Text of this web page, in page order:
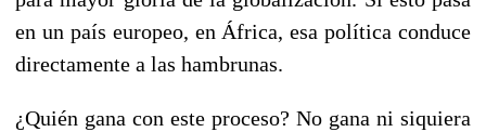
en un país europeo, en África, esa política conduce
directamente a las hambrunas.
¿Quién gana con este proceso? No gana ni siquiera